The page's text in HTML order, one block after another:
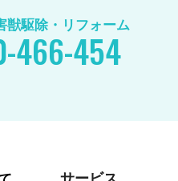
獣駆除・リフォーム
466-454